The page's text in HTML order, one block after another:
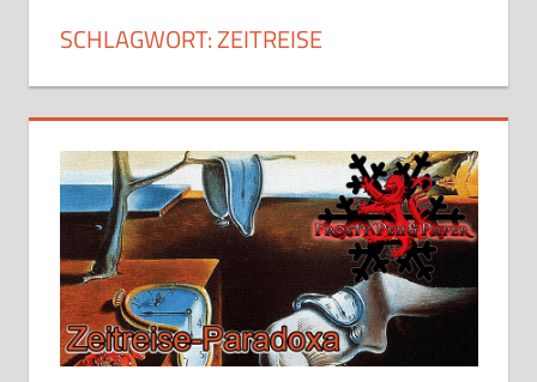
SCHLAGWORT:ZEITREISE